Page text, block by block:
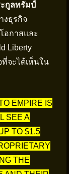
กูลทรัมป์
งธุรกิจ
อกาสและ
Liberty
ที่จะได้เห็นใน
EMPIRE IS
SEE A
TO $1.5
THE